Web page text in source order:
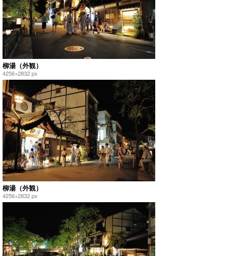
柳湯（外観）
4256×2832 px
柳湯（外観）
4256×2832 px